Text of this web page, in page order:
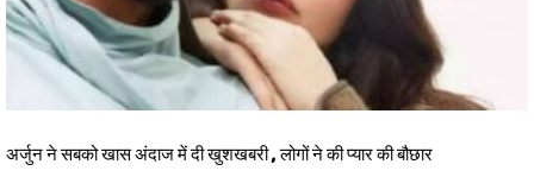
अर्जुन ने सबको खास अंदाज में दी खुशखबरी , लोगों ने की प्यार की बौछार